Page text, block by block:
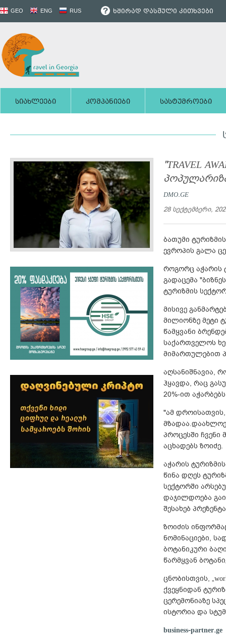
GEO ENG RUS ხშირად დასმული კითხვები
სიახლეები კომპანიები სასტუმროები
"TRAVEL
DMO.GE
28 სექტემბერი,
ბათუმი
ევროპის გალა
როგორც აჭარის
გადაცემა
ტურიზმის
მისივე
მილიონზე მეტი
წამყვანი
საქართველოს
მიმართულებით
აღსანიშნავია,
ჰყავდა, რაც
20%-ით
"ამ
პროცესში ჩვენი
აცხადებს ზოიძე.
აჭარის
წინა დღეს
სექტორში
დაჯილდოება
შესახებ
ზოიძის
ნომინაციები,
ბოტანიკური
წარმყვან
ცნობისთვის,
ქვეყნიდან
ცერემონიაზე
ისტორია და
business-partner.ge